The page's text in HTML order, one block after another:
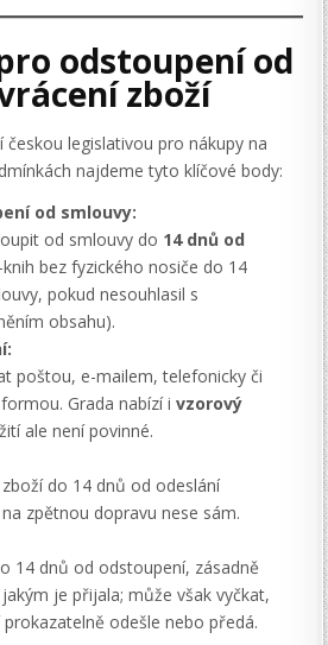
odstoupení od
zboží
českou legislativou pro nákupy na
najdeme tyto klíčové body:
od smlouvy:
od smlouvy do 14 dnů od
bez fyzického nosiče do 14
pokud nesouhlasil s
obsahu).
poštou, e-mailem, telefonicky či
Grada nabízí ivzorový
ale není povinné.
do 14 dnů od odeslání
zpětnou dopravu nese sám.
14 dnů od odstoupení, zásadně
je přijala; může však vyčkat,
odešle nebo předá.